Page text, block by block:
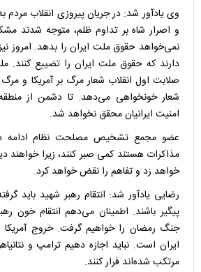
وی یادآور شد: در جریان پیروزی انقلاب
و اصرار شاه بر تداوم ظلم، متوجه شدند
نمی‌خواهد حقوق ملت ایران را بدهد. امروز نیز
دارند که حقوق ملت ایران را تضییع کنند.
صلابت اول انقلاب شعار مرگ بر آمریکا و مرگ
شعار خونخواهی می‌دهد. تا دشمن از
امنیت ایرانیان محقق نخواهد شد.
عضو مجمع تشخیص مصلحت نظام ادامه
مذاکرات هستند کمی صبر کنند، زیرا خواهند
خواهد زد و تفاهم را نقض خواهد کرد.
رضایی یادآور شد: انتقام رهبر شهید باید
پیگیر باشند. اطمینان می‌دهم انتقام خون
جنگ رمضان را خواهیم گرفت. خروج
ایران است. نباید اجازه دهیم ترامپ و
مرتکب شده‌اند فرار کنند.